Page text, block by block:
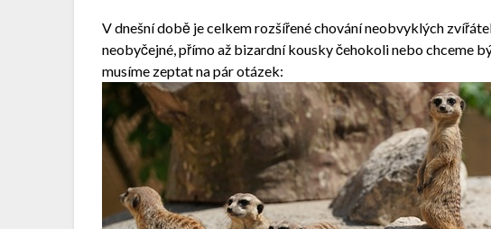
V dnešní době je celkem rozšířené chování neobvyklých
neobyčejné, přímo až bizardní kousky čehokoli nebo chceme
musíme zeptat na pár otázek: